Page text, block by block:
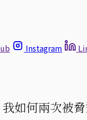
Instagram
如何兩次被